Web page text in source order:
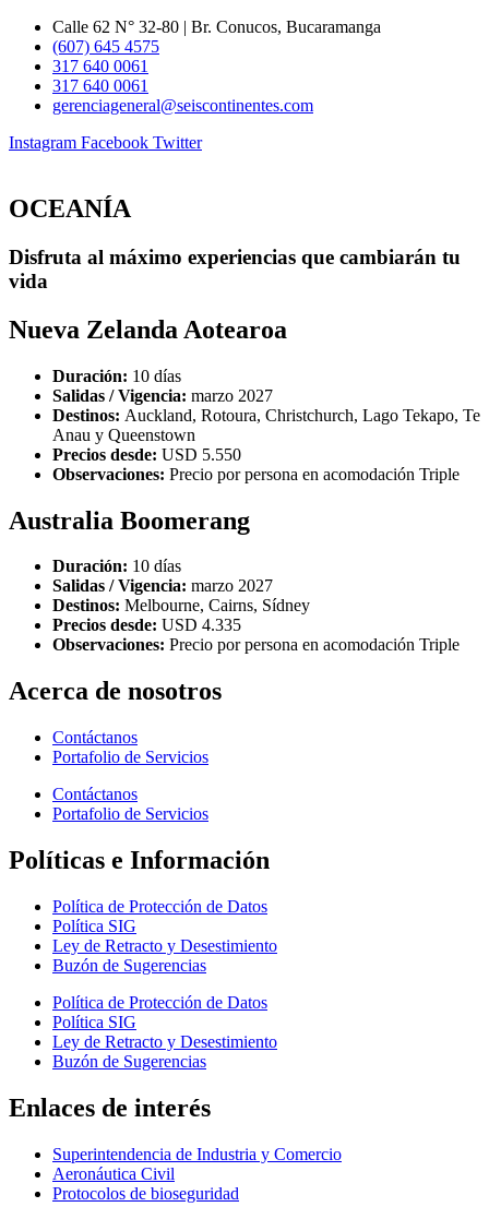
contenido
Calle 62 N° 32-80 | Br. Conucos, Bucaramanga
(607) 645 4575
317 640 0061
317 640 0061
gerenciageneral@seiscontinentes.com
Instagram Facebook Twitter
OCEANÍA
Disfruta al máximo experiencias que cambiarán tu
vida
Nueva Zelanda Aotearoa
Duración: 10 días
Salidas / Vigencia: marzo 2027
Destinos: Auckland, Rotoura, Christchurch, Lago Tekapo, Te
Anau y Queenstown
Precios desde: USD 5.550
Observaciones: Precio por persona en acomodación Triple
Australia Boomerang
Duración: 10 días
Salidas / Vigencia: marzo 2027
Destinos: Melbourne, Cairns, Sídney
Precios desde: USD 4.335
Observaciones: Precio por persona en acomodación Triple
Acerca de nosotros
Contáctanos
Portafolio de Servicios
Contáctanos
Portafolio de Servicios
Políticas e Información
Política de Protección de Datos
Política SIG
Ley de Retracto y Desestimiento
Buzón de Sugerencias
Política de Protección de Datos
Política SIG
Ley de Retracto y Desestimiento
Buzón de Sugerencias
Enlaces de interés
Superintendencia de Industria y Comercio
Aeronáutica Civil
Protocolos de bioseguridad